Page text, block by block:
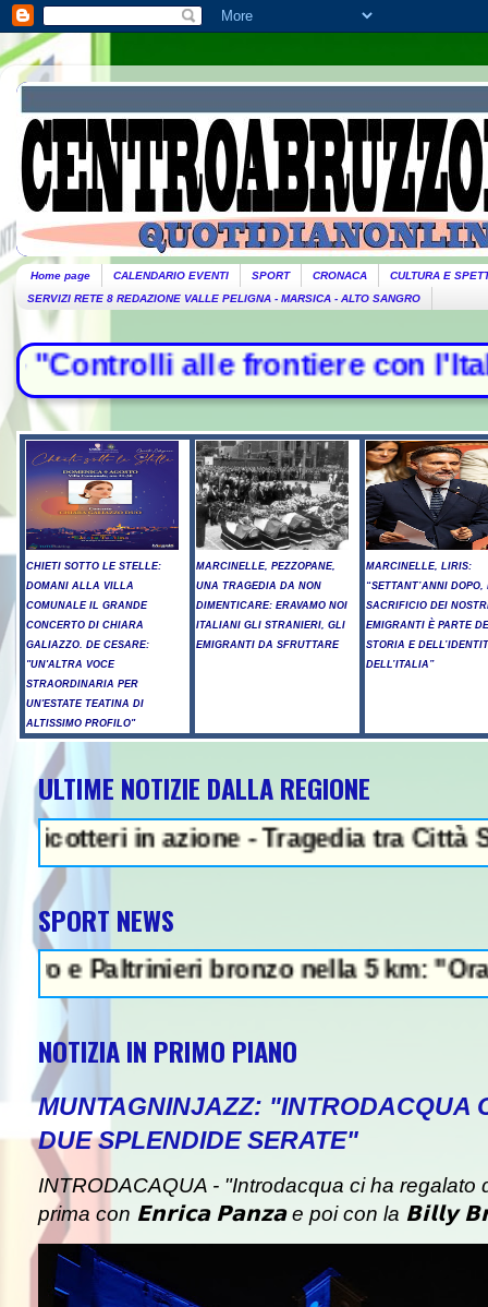
Home page CALENDARIO EVENTI SPORT CRONACA
CULTURA E
SERVIZI RETE 8 REDAZIONE VALLE PELIGNA - MARSICA - ALTO SANGRO
frontiere con l'Italia",
CHIETI SOTTO LE STELLE:
DOMANI ALLA VILLA
COMUNALE IL GRANDE
CONCERTO DI CHIARA
GALIAZZO. DE CESARE:
"UN'ALTRA VOCE
STRAORDINARIA PER
UN'ESTATE TEATINA DI
ALTISSIMO PROFILO"
MARCINELLE, PEZZOPANE,
UNA TRAGEDIA DA NON
DIMENTICARE: ERAVAMO NOI
ITALIANI GLI STRANIERI, GLI
EMIGRANTI DA SFRUTTARE
MARCINELLE, LIRIS:
“SETTANT’ANNI DOPO,
SACRIFICIO DEI
EMIGRANTI È PARTE
STORIA E
DELL’ITALIA”
ULTIME NOTIZIE DALLA REGIONE
in azione - Tragedia tra Città
SPORT NEWS
bronzo nella 5 km: "Ora ci
NOTIZIA IN PRIMO PIANO
MUNTAGNINJAZZ: "INTRODACQUA
DUE SPLENDIDE SERATE"
INTRODACAQUA - "Introdacqua ci ha regalato
prima con 𝗘𝗻𝗿𝗶𝗰𝗮 𝗣𝗮𝗻𝘇𝗮 e poi con la 𝗕𝗶𝗹𝗹𝘆
NEWS IN